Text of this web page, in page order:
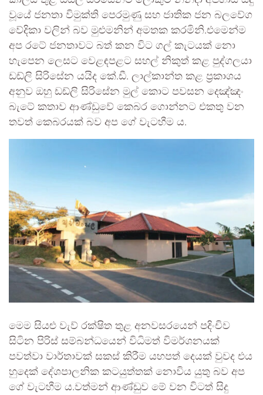
වූයේ ජනතා විමුක්ති පෙරමුණු සහ ජාතික ජන බලවේග
වේදිකා වලින් බව මුළුමනින් අමතක කරමිනි.එමෙන්ම
අප රටේ ජනතාවට බත් කන විට ගල් කැටයක් නො
හැපෙන ලෙසට වෙළඳපළට සහල් නිකුත් කළ පුද්ගලයා
ඩඩ්ලි සිරිසේන යයිද කේ.ඩී. ලාල්කාන්ත කළ ප්‍රකාශය
අනුව ඔහු ඩඩ්ලි සිරිසේන මුල් කොට පවසන දෙඤ්ඤං
බැටේ කතාව ආණ්ඩුවේ කෙබර ගොන්නට එකතු වන
තවත් කෙබරයක් බව අප ගේ වැටහීම ය.
මෙම සියළු වැව් රක්ෂිත තුළ අනවසරයෙන් පදිංචිව
සිටින පිරිස් සම්බන්ධයෙන් විධිමත් විමර්ශනයක්
පවත්වා වාර්තාවක් සකස් කිරීම යහපත් දෙයක් වුවද එය
හුදෙක් දේශපාලනික කටයුත්තක් නොවිය යුතු බව අප
ගේ වැටහීම ය.වත්මන් ආණ්ඩුව මේ වන විටත් සිදු